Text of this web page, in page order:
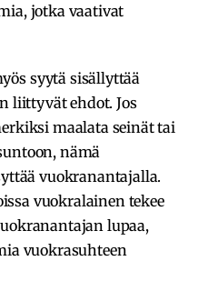
jotka vaativat
syytä sisällyttää
liittyvät ehdot. Jos
maalata seinät tai
nämä
vuokranantajalla.
vuokralainen tekee
lupaa,
vuokrasuhteen